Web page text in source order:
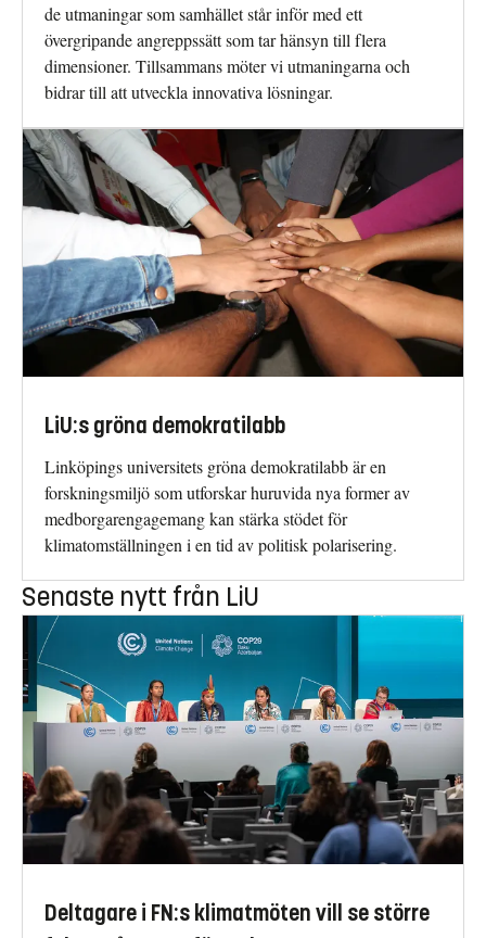
de utmaningar som samhället står inför med ett
övergripande angreppssätt som tar hänsyn till flera
dimensioner. Tillsammans möter vi utmaningarna och
bidrar till att utveckla innovativa lösningar.
LiU:s gröna demokratilabb
Linköpings universitets gröna demokratilabb är en
forskningsmiljö som utforskar huruvida nya former av
medborgarengagemang kan stärka stödet för
klimatomställningen i en tid av politisk polarisering.
Senaste nytt från LiU
Deltagare i FN:s klimatmöten vill se större